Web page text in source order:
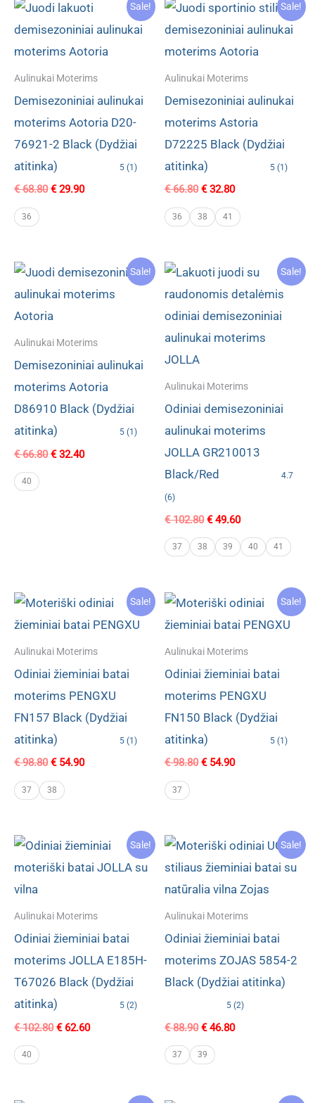
Sale!
Aulinukai Moterims
Demisezoniniai aulinukai
moterims Aotoria D20-
76921-2 Black (Dydžiai
atitinka)
5 (1)
€68.80 Original
€29.90Current
36
Sale!
Aulinukai Moterims
Demisezoniniai aulinukai
moterims Astoria
D72225 Black (Dydžiai
atitinka)
5 (1)
€66.80 Original
was:
€ 66.80.
€32.80Current
is:
€ 32.80.
36 38 41
Sale!
Aulinukai Moterims
Demisezoniniai aulinukai
moterims Aotoria
D86910 Black (Dydžiai
atitinka)
5 (1)
€66.80 Original
€32.40Current
40
Sale!
Aulinukai Moterims
Odiniai demisezoniniai
aulinukai moterims
JOLLA GR210013
Black/Red
4.7
(6)
€102.80 Original
was:
€ 102.80.
€49.60Current
is:
€ 49.60.
37 38 39 40 41
Sale!
Aulinukai Moterims
Odiniai žieminiai batai
moterims PENGXU
FN157 Black (Dydžiai
atitinka)
5 (1)
€98.80 Original
was:
€ 98.80.
€54.90Current
37 38
Sale!
Aulinukai Moterims
Odiniai žieminiai batai
moterims PENGXU
FN150 Black (Dydžiai
atitinka)
5 (1)
€98.80 Original
€54.90Current
37
Sale!
Aulinukai Moterims
Odiniai žieminiai batai
moterims JOLLA E185H-
T67026 Black (Dydžiai
atitinka)
5 (2)
€102.80 Original
€62.60Current
40
Sale!
Aulinukai Moterims
Odiniai žieminiai batai
moterims ZOJAS 5854-2
Black (Dydžiai atitinka)
5 (2)
€88.90 Original
was:
€ 88.90.
€46.80Current
37 39